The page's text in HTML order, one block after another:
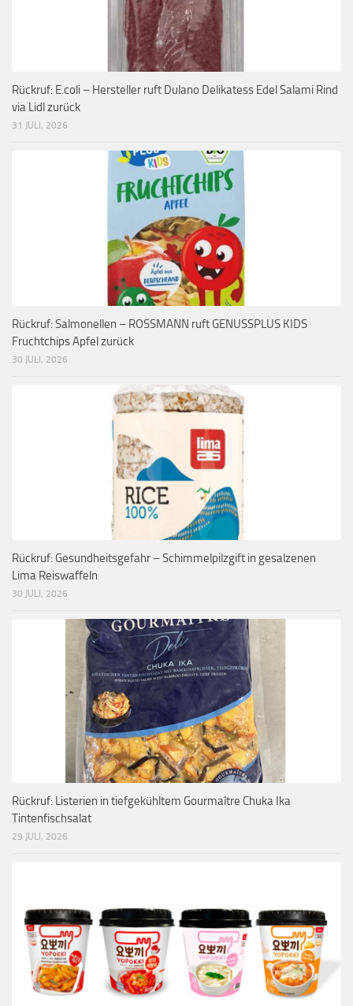
Rückruf: E.coli – Hersteller ruft Dulano Delikatess Edel Salami Rind
via Lidl zurück
31 JULI, 2026
Rückruf: Salmonellen – ROSSMANN ruft GENUSSPLUS KIDS
Fruchtchips Apfel zurück
30 JULI, 2026
Rückruf: Gesundheitsgefahr – Schimmelpilzgift in gesalzenen
Lima Reiswaffeln
30 JULI, 2026
Rückruf: Listerien in tiefgekühltem Gourmaître Chuka Ika
Tintenfischsalat
29 JULI, 2026